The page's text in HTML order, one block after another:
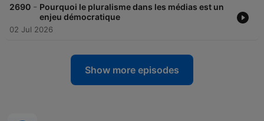
2690 - Pourquoi le pluralisme dans les médias est un
enjeu démocratique
02 Jul 2026
Show more episodes